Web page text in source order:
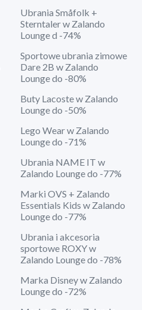
Ubrania Småfolk +
Sterntaler w Zalando
Lounge d -74%
Sportowe ubrania zimowe
Dare 2B w Zalando
Lounge do -80%
Buty Lacoste w Zalando
Lounge do -50%
Lego Wear w Zalando
Lounge do -71%
Ubrania NAME IT w
Zalando Lounge do -77%
Marki OVS + Zalando
Essentials Kids w Zalando
Lounge do -77%
Ubrania i akcesoria
sportowe ROXY w
Zalando Lounge do -78%
Marka Disney w Zalando
Lounge do -72%